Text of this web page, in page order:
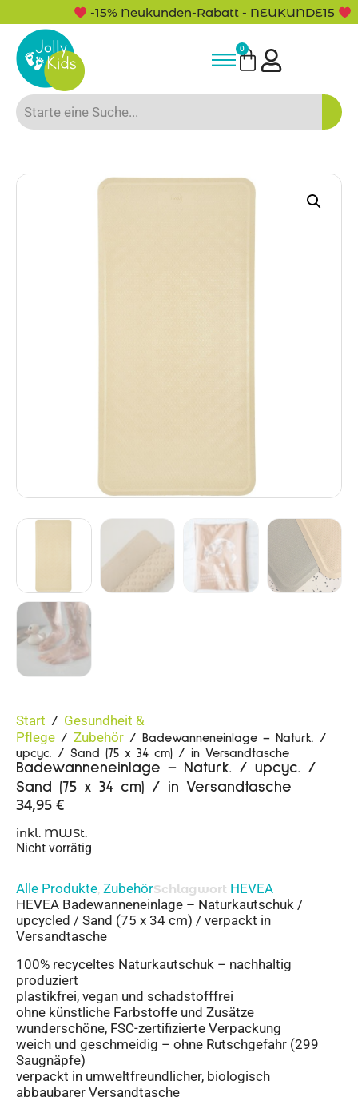
-15% Neukunden-Rabatt - NEUKUNDE15
0
Start / Gesundheit &
Pflege / Zubehör / Badewanneneinlage – Naturk. /
upcyc. / Sand (75 x 34 cm) / in Versandtasche
Badewanneneinlage – Naturk. / upcyc. /
Sand (75 x 34 cm) / in Versandtasche
34,95 €
inkl. MWSt.
Nicht vorrätig
Alle Produkte, ZubehörSchlagwort HEVEA
HEVEA Badewanneneinlage – Naturkautschuk /
upcycled / Sand (75 x 34 cm) / verpackt in
Versandtasche
100% recyceltes Naturkautschuk – nachhaltig
produziert
plastikfrei, vegan und schadstofffrei
ohne künstliche Farbstoffe und Zusätze
wunderschöne, FSC-zertifizierte Verpackung
weich und geschmeidig – ohne Rutschgefahr (299
Saugnäpfe)
verpackt in umweltfreundlicher, biologisch
abbaubarer Versandtasche